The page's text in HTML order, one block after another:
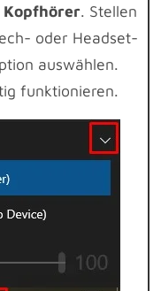
. Stellen
oder Headset-
auswählen.
funktionieren.